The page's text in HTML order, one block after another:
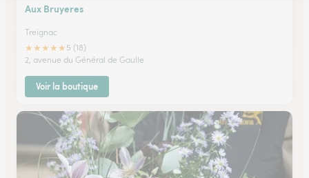
Aux Bruyeres
Treignac
★★★★★ 5 (18)
2, avenue du Général de Gaulle
Voir la boutique